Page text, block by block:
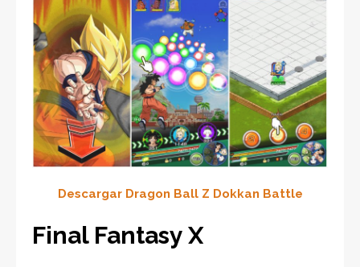
Descargar Dragon Ball Z Dokkan Battle
Final Fantasy X